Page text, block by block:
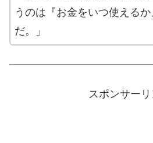
うのは『お金をいつ使える
だ。」
スポンサーリ